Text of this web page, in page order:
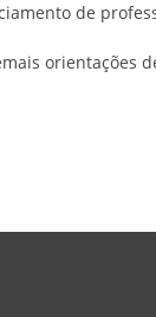
de
orientações